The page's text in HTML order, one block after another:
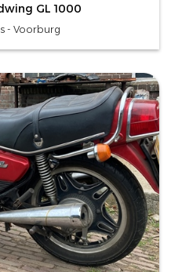
GL 1000
- Voorburg